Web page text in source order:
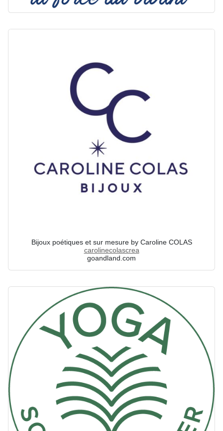
Bijoux poétiques et sur mesure by Caroline COLAS
carolinecolascrea
goandland.com